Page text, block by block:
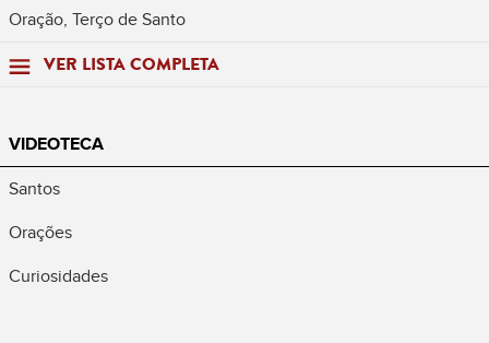
Oração, Terço de Santo
VER LISTA COMPLETA
VIDEOTECA
Santos
Orações
Curiosidades